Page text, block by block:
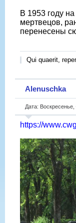
В 1953 году
мертвецов,
перенесены
Qui quaerit,
Alenuschka
Дата:
https://